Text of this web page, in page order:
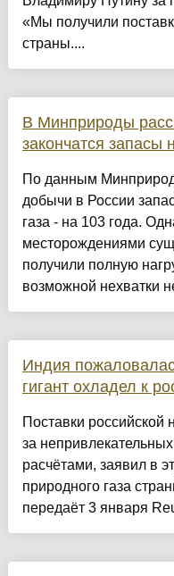
«Мы получили
страны....
В Минприроды
закончатся запасы
По данным
добычи в России
газа - на 103 года.
месторождениями
получили полную
возможной нехватки
Индия
гигант охладел к
Поставки
за
расчëтами, заявил в
природного газа
передаëт 3 января